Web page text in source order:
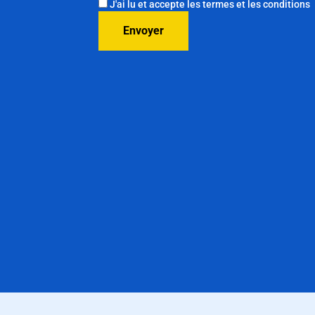
J'ai lu et accepte les termes et les conditions